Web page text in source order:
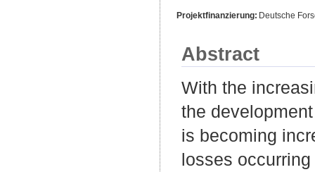
Projektfinanzierung: Deutsche
Abstract
With the
the
is becoming
losses